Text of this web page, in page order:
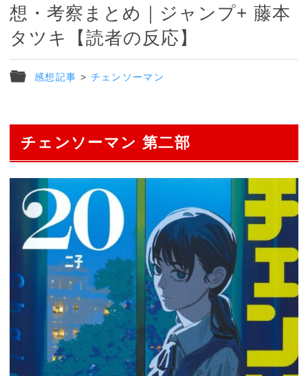
想・考察まとめ｜ジャンプ+ 藤本
タツキ【読者の反応】
感想記事 > チェンソーマン
チェンソーマン 第二部